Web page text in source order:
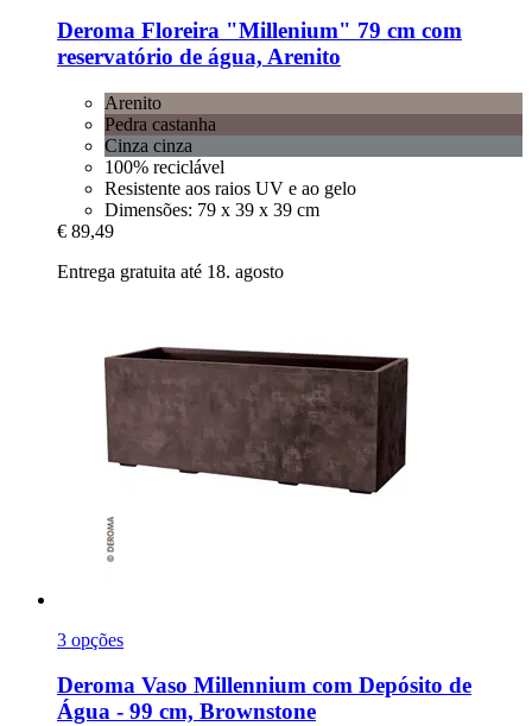
Deroma Floreira "Millenium" 79 cm com
reservatório de água, Arenito
Arenito
Pedra castanha
Cinza cinza
100% reciclável
Resistente aos raios UV e ao gelo
Dimensões: 79 x 39 x 39 cm
€ 89,49
Entrega gratuita até 18. agosto
3 opções
Deroma Vaso Millennium com Depósito de
Água -​ 99 cm, Brownstone